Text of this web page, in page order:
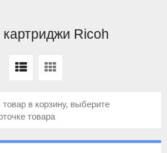
Ricoh
в корзину, выберите
товара